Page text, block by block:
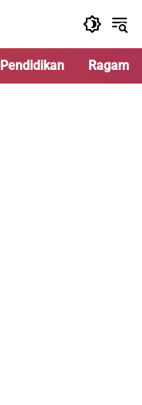
Pendidikan Ragam